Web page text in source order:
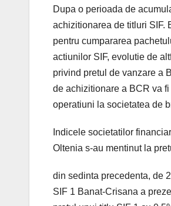
Dupa o perioada de
achizitionarea de titluri SIF.
pentru cumpararea
actiunilor SIF, evolutie de
privind pretul de vanzare a
de achizitionare a BCR va
operatiuni la societatea de
Indicele societatilor
Oltenia s-au mentinut la
din sedinta precedenta, de
SIF 1 Banat-Crisana a